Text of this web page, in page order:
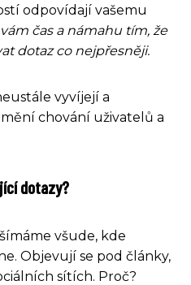
odpovídají vašemu
čas a námahu tím, že
dotaz co nejpřesněji.
vyvíjejí a
chování uživatelů a
dotazy?
všude, kde
Objevují se pod články,
sítích. Proč?